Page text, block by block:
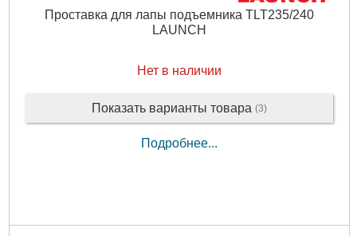
Проставка для лапы подъемника TLT235/240
LAUNCH
Нет в наличии
Показать варианты товара (3)
Подробнее...